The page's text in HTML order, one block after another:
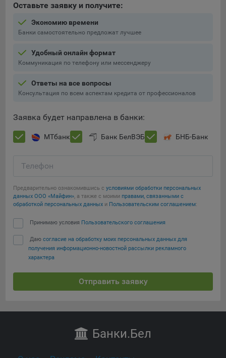
Оставьте заявку и получите:
Экономию времени
Банки самостоятельно предложат лучшее
Удобный онлайн формат
Коммуникация по телефону или мессенджеру
Ответы на все вопросы
Консультация по всем аспектам кредита от профессионалов
Заявка будет направлена в банки:
МТбанк Банк БелВЭБ БНБ-Банк
Телефон
Предварительно ознакомившись с условиями обработки персональных
данных ООО «Майфин», а также с моими правами, связанными с
обработкой персональных данных и Пользовательским соглашением:
Принимаю условия Пользовательского соглашения
Даю согласие на обработку моих персональных данных для
получения информационно-новостной рассылки рекламного
характера
Отправить заявку
Банки.Бел